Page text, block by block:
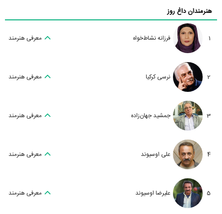
هنرمندان داغ روز
1 فرزانه نشاط‌خواه معرفی هنرمند
2 نرسی کرکیا معرفی هنرمند
3 جمشید جهان‌زاده معرفی هنرمند
4 علی اوسیوند معرفی هنرمند
5 علیرضا اوسیوند معرفی هنرمند